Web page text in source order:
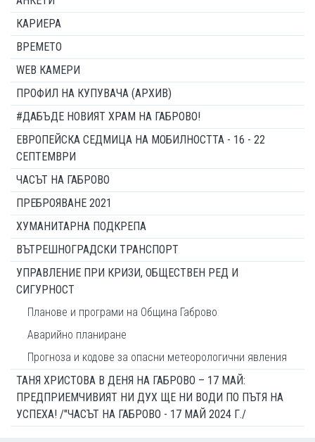
КАРИЕРА
ВРЕМЕТО
WEB КАМЕРИ
ПРОФИЛ НА КУПУВАЧА (АРХИВ)
#ДАБЪДЕ НОВИЯТ ХРАМ НА ГАБРОВО!
ЕВРОПЕЙСКА СЕДМИЦА НА МОБИЛНОСТТА - 16 - 22
СЕПТЕМВРИ
ЧАСЪТ НА ГАБРОВО
ПРЕБРОЯВАНЕ 2021
ХУМАНИТАРНА ПОДКРЕПА
ВЪТРЕШНОГРАДСКИ ТРАНСПОРТ
УПРАВЛЕНИЕ ПРИ КРИЗИ, ОБЩЕСТВЕН РЕД И
СИГУРНОСТ
Планове и програми на Община Габрово
Аварийно планиране
Прогноза и кодове за опасни метеорологични явления
ТАНЯ ХРИСТОВА В ДЕНЯ НА ГАБРОВО – 17 МАЙ:
ПРЕДПРИЕМЧИВИЯТ НИ ДУХ ЩЕ НИ ВОДИ ПО ПЪТЯ НА
УСПЕХА! /"ЧАСЪТ НА ГАБРОВО - 17 МАЙ 2024 Г./